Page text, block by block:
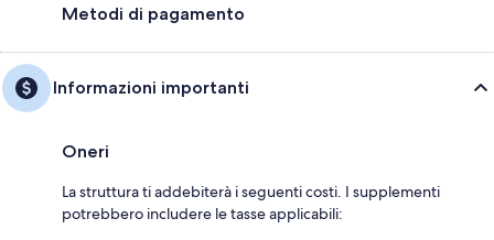
Metodi di pagamento
Informazioni importanti
Oneri
La struttura ti addebiterà i seguenti costi. I supplementi
potrebbero includere le tasse applicabili: